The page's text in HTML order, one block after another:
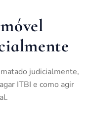
judicialmente,
ITBI e como agir